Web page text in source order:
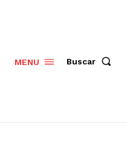
MENU Buscar